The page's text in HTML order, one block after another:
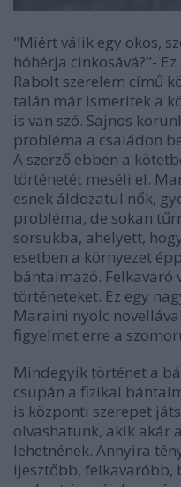
"Miért válik egy okos,
hóhérja cinkosává?"-
Rabolt szerelem című
talán már ismeritek a
is van szó. Sajnos
probléma a családon
A szerző ebben a
történetét meséli el.
esnek áldozatul nők,
probléma, de sokan
sorsukba, ahelyett,
esetben a környezet
bántalmazó. Felkavaró
történeteket. Ez egy
Maraini nyolc
figyelmet erre a
Mindegyik történet a
csupán a fizikai
is központi szerepet
olvashatunk, akik akár
lehetnének. Annyira
ijesztőbb,